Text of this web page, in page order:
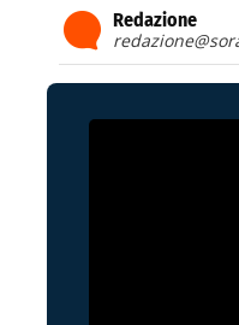
Redazione